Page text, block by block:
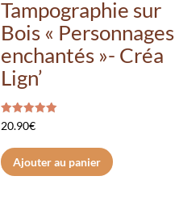
Tampographie sur
Bois « Personnages
enchantés »- Créa
Lign’
Note
5.00
20.90€
Ajouter au panier